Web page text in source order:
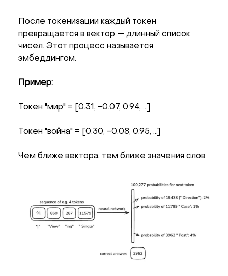
После токенизации каждый токен
превращается в вектор — длинный список
чисел. Этот процесс называется
эмбеддингом.
Пример:
Токен "мир" = [0.31, -0.07, 0.94, ...]
Токен "война" = [0.30, -0.08, 0.95, ...]
Чем ближе вектора, тем ближе значения слов.